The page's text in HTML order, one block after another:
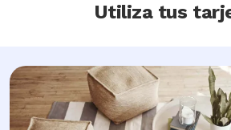
Utiliza tus
Image